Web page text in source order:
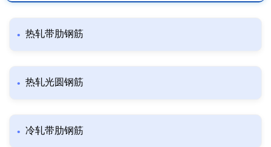
热轧带肋钢筋
热轧光圆钢筋
冷轧带肋钢筋